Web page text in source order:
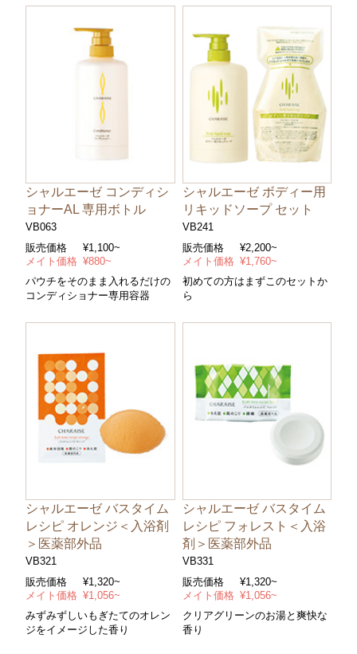
シャルエーゼ コンディシ
ョナーAL 専用ボトル
VB063
販売価格
¥1,100~
メイト価格 ¥880~
パウチをそのまま入れるだけの
コンディショナー専用容器
シャルエーゼ ボディー用
リキッドソープ セット
VB241
販売価格
¥2,200~
メイト価格 ¥1,760~
初めての方はまずこのセットか
ら
シャルエーゼ バスタイム
レシピ オレンジ＜入浴剤
＞医薬部外品
VB321
販売価格
¥1,320~
メイト価格 ¥1,056~
みずみずしいもぎたてのオレン
ジをイメージした香り
シャルエーゼ バスタイム
レシピ フォレスト＜入浴
剤＞医薬部外品
VB331
販売価格
¥1,320~
メイト価格 ¥1,056~
クリアグリーンのお湯と爽快な
香り